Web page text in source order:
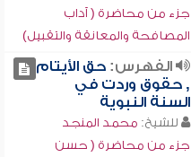
جزء من محاضرة ( آداب
المصافحة والمعانقة والتقبيل)
الفهرس:حق الأيتام
, حقوق وردت في
السنة النبوية
للشيخ: محمد المنجد
جزء من محاضرة ( حسن